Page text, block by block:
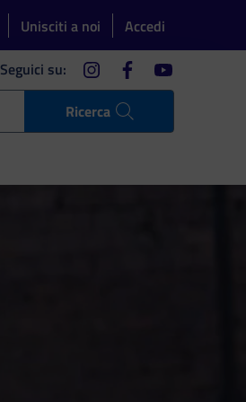
Unisciti a noi Accedi
Ricerca
Seguici su: instagramfacebookyoutube